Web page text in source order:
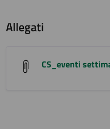
Allegati
CS_eventi